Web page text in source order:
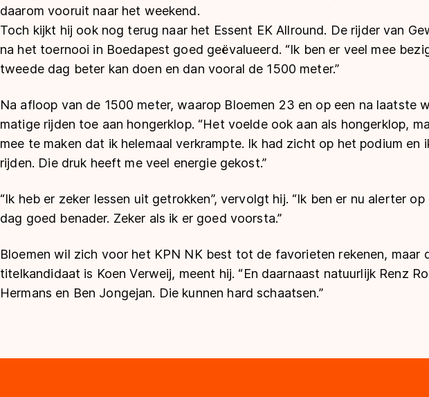
daarom vooruit naar het weekend.
Toch kijkt hij ook nog terug naar het Essent EK Allround. De rijder van
na het toernooi in Boedapest goed geëvalueerd. “Ik ben er veel mee
tweede dag beter kan doen en dan vooral de 1500 meter.”
Na afloop van de 1500 meter, waarop Bloemen 23 en op een na laatste
matige rijden toe aan hongerklop. “Het voelde ook aan als hongerklop,
mee te maken dat ik helemaal verkrampte. Ik had zicht op het podium en
rijden. Die druk heeft me veel energie gekost.”
“Ik heb er zeker lessen uit getrokken”, vervolgt hij. “Ik ben er nu alerter
dag goed benader. Zeker als ik er goed voorsta.”
Bloemen wil zich voor het KPN NK best tot de favorieten rekenen, maar
titelkandidaat is Koen Verweij, meent hij. “En daarnaast natuurlijk Renz
Hermans en Ben Jongejan. Die kunnen hard schaatsen.”